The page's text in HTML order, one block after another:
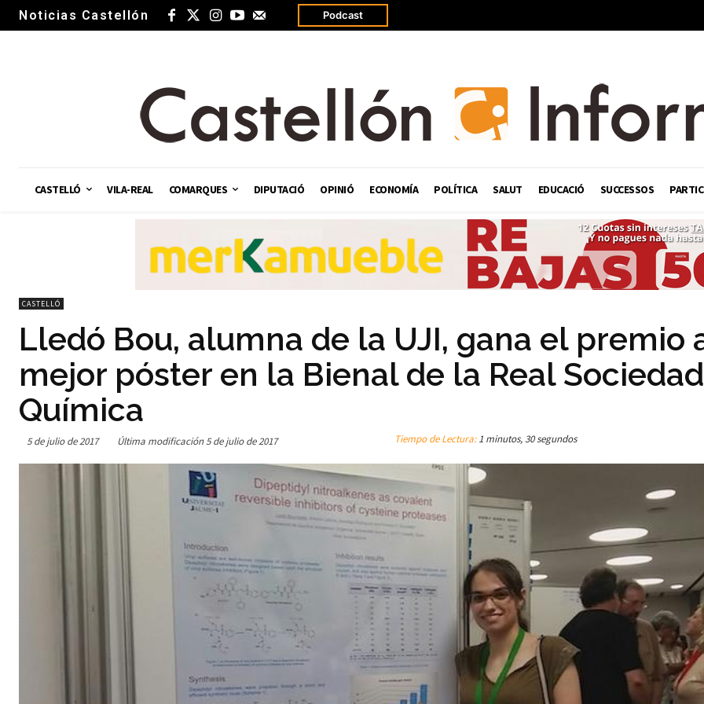
Noticias Castellón Podcast
CASTELLÓ VILA-REAL COMARQUES DIPUTACIÓ OPINIÓ ECONOMÍA POLÍTICA SALUT EDUCACIÓ SUCCESSOS
CASTELLÓ
Lledó Bou, alumna de la UJI, gana el premio
mejor póster en la Bienal de la Real
Química
5 de julio de 2017 Última modificación 5 de julio de 2017 Tiempo de Lectura:1 minutos, 30 segundos